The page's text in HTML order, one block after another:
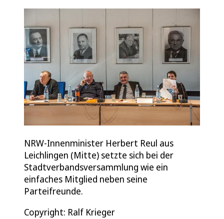
NRW-Innenminister Herbert Reul aus
Leichlingen (Mitte) setzte sich bei der
Stadtverbandsversammlung wie ein
einfaches Mitglied neben seine
Parteifreunde.
Copyright: Ralf Krieger